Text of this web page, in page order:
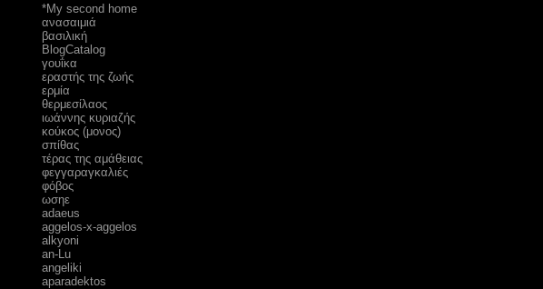
*My second home
ανασαιμιά
βασιλική
ΒlogCatalog
γουΐκα
εραστής της ζωής
ερμία
θερμεσίλαος
ιωάννης κυριαζής
κούκος (μονος)
σπίθας
τέρας της αμάθειας
φεγγαραγκαλιές
φόβος
ωσηε
adaeus
aggelos-x-aggelos
alkyoni
an-Lu
angeliki
aparadektos